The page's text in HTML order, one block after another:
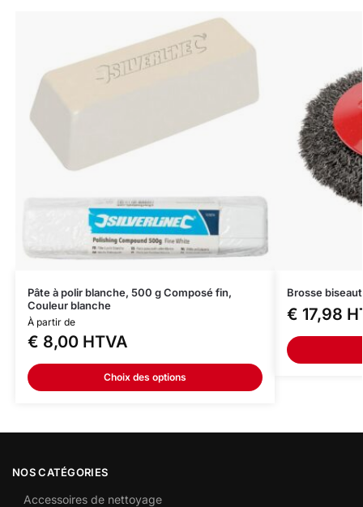
Pâte à polir blanche, 500 g Composé fin,
Couleur blanche
À partir de
€ 8,00HTVA
Choix des options
Brosse
€ 17,98
NOS CATÉGORIES
Accessoires de nettoyage